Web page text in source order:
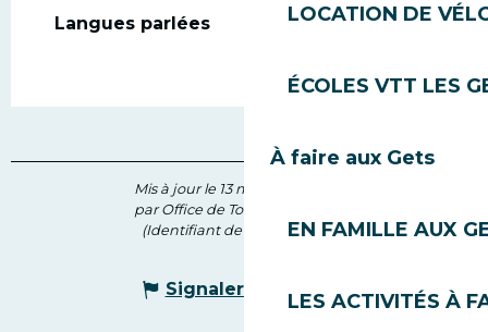
LOCATION DE
ÉCOLES VTT LES
À faire aux Gets
EN FAMILLE AUX
LES ACTIVITÉS À
Langues parlées
Langues parlées
Mis à jour le 13 mars 2026 à 15:58
par Office de Tourisme des Gets
(Identifiant de l'offre :470802)
Signaler une erreur